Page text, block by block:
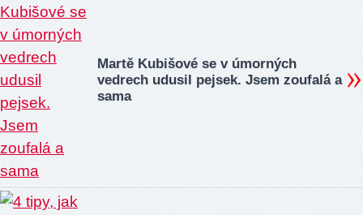
Martě Kubišové se v úmorných
vedrech udusil pejsek. Jsem zoufalá a
sama